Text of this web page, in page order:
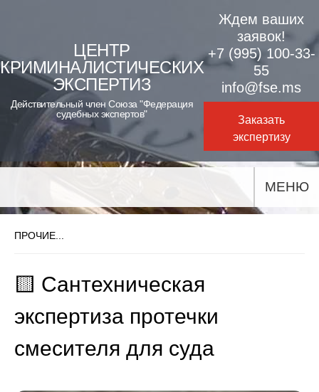
content
ЦЕНТР
КРИМИНАЛИСТИЧЕСКИХ
ЭКСПЕРТИЗ
Действительный член Союза "Федерация
судебных экспертов"
Ждем ваших
заявок!
+7 (995) 100-33-
55
info@fse.ms
Заказать
экспертизу
МЕНЮ
ПРОЧИЕ...
🟨 Сантехническая
экспертиза протечки
смесителя для суда